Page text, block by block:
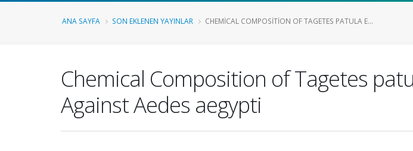
ANA SAYFA SON EKLENEN YAYINLAR CHEMICAL COMPOSITION OF TAGETES PATULA E...
Chemical Composition of Tagetes
Against Aedes aegypti